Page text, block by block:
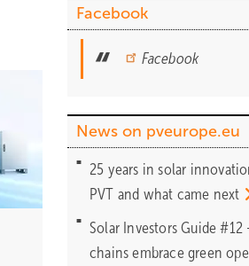
bisher
Facebook
Facebook
News on pveurope.eu
25 years in solar
PVT and what came next
Solar Investors Guide #12
chains embrace green